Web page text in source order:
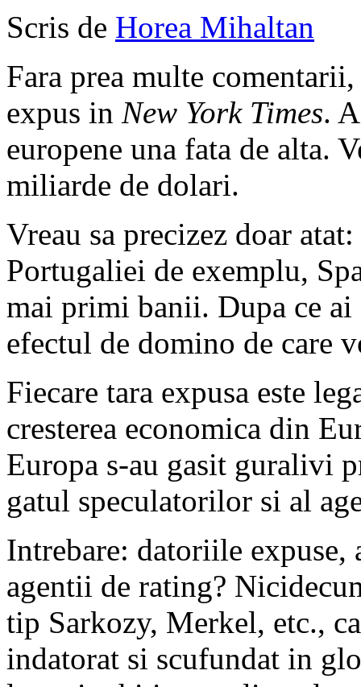
Scris de Horea Mihaltan
Fara prea multe
expus in New York Times.
europene una fata de alta.
miliarde de dolari.
Vreau sa precizez doar
Portugaliei de exemplu,
mai primi banii. Dupa ce
efectul de domino de care
Fiecare tara expusa este
cresterea economica din
Europa s-au gasit guralivi
gatul speculatorilor si al
Intrebare: datoriile expuse,
agentii de rating?
tip Sarkozy, Merkel, etc.,
indatorat si scufundat in